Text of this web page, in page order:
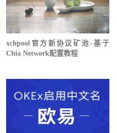
xchpool官方新协议矿池-基于
Chia Network配置教程